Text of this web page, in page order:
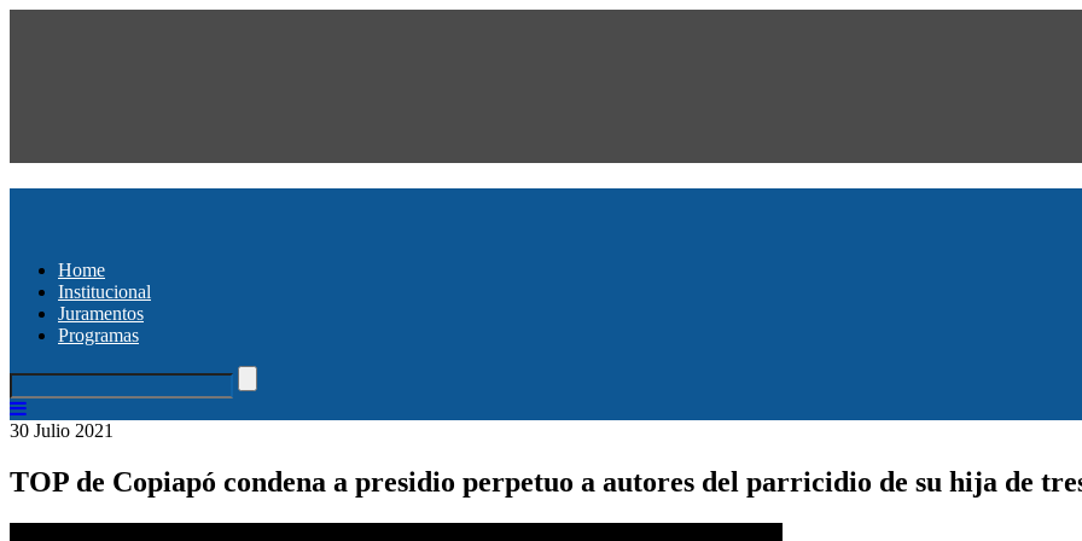
Home
Institucional
Juramentos
Programas
30 Julio 2021
TOP de Copiapó condena a presidio perpetuo a autores del parricidio de su hija de